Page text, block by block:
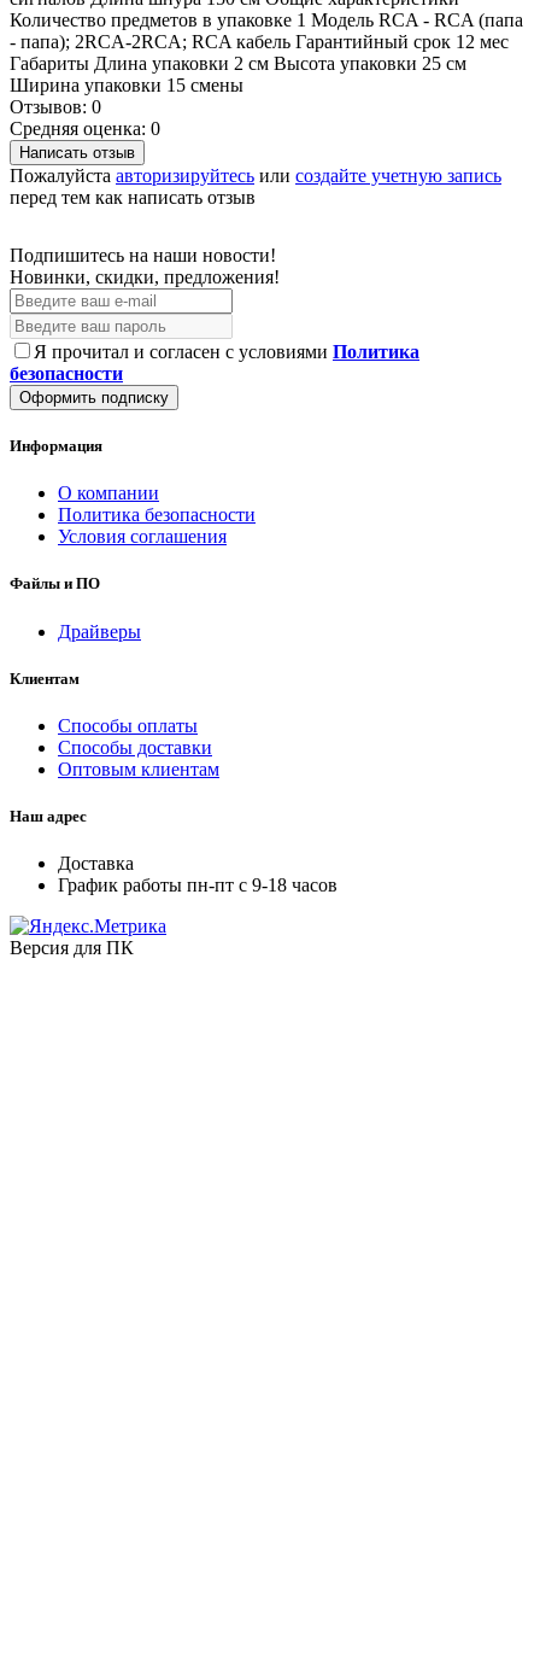
Количество предметов в упаковке 1 Модель RCA - RCA (папа
- папа); 2RCA-2RCA; RCA кабель Гарантийный срок 12 мес
Габариты Длина упаковки 2 см Высота упаковки 25 см
Ширина упаковки 15 смены
Отзывов: 0
Средняя оценка: 0
Написать отзыв
Пожалуйста авторизируйтесь или создайте учетную запись
перед тем как написать отзыв
Подпишитесь на наши новости!
Новинки, скидки, предложения!
Я прочитал и согласен с условиями Политика
безопасности
Оформить подписку
Информация
О компании
Политика безопасности
Условия соглашения
Файлы и ПО
Драйверы
Клиентам
Способы оплаты
Способы доставки
Оптовым клиентам
Наш адрес
Доставка
График работы пн-пт с 9-18 часов
Версия для ПК